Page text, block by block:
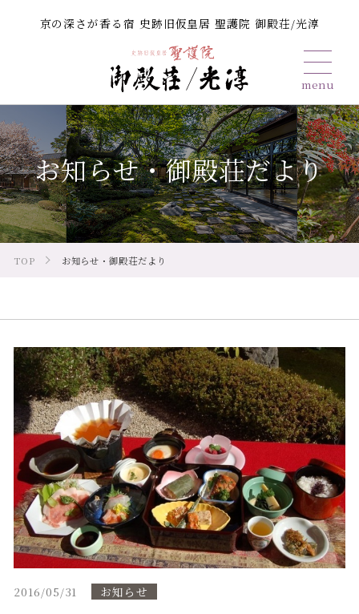
京の深さが香る宿 史跡旧仮皇居 聖護院 御殿荘/光淳
お知らせ・御殿荘だより
TOP お知らせ・御殿荘だより
2016/05/31 お知らせ